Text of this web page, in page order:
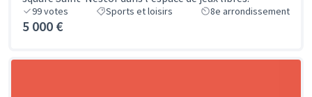
99votes Sports et loisirs 8e arrondissement
5 000 €